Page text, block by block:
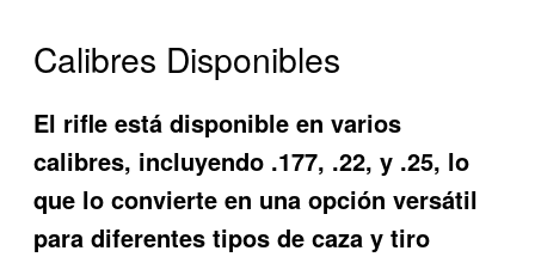
Calibres Disponibles
El rifle está disponible en varios
calibres, incluyendo .177, .22, y .25, lo
que lo convierte en una opción versátil
para diferentes tipos de caza y tiro